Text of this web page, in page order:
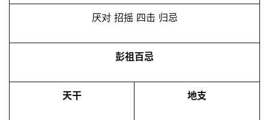
厌对 招摇 四击 归忌
彭祖百忌
天干 地支